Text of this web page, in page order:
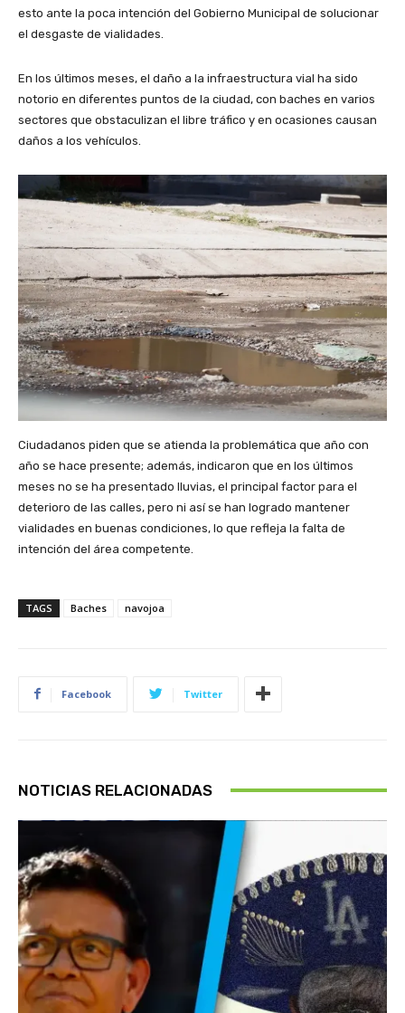
esto ante la poca intención del Gobierno Municipal de solucionar
el desgaste de vialidades.
En los últimos meses, el daño a la infraestructura vial ha sido
notorio en diferentes puntos de la ciudad, con baches en varios
sectores que obstaculizan el libre tráfico y en ocasiones causan
daños a los vehículos.
Ciudadanos piden que se atienda la problemática que año con
año se hace presente; además, indicaron que en los últimos
meses no se ha presentado lluvias, el principal factor para el
deterioro de las calles, pero ni así se han logrado mantener
vialidades en buenas condiciones, lo que refleja la falta de
intención del área competente.
TAGS Baches navojoa
Facebook Twitter
NOTICIAS RELACIONADAS